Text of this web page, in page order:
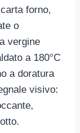
forno,
o
vergine
a 180°C
a doratura
visivo: